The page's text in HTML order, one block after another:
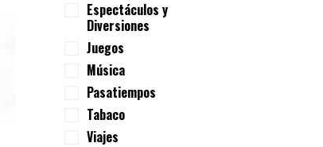
Espectáculos y
Diversiones
Juegos
Música
Pasatiempos
Tabaco
Viajes